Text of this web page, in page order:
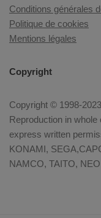
Conditions générales
Politique de cookies
Mentions légales
Copyright
Copyright © 1998-
Reproduction in
express written
KONAMI,
NAMCO, TAITO,